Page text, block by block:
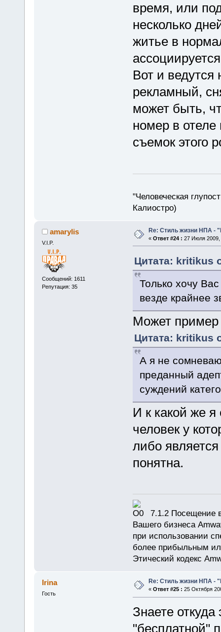
время, или
несколько
житье в
Вот и ведутся
рекламный,
может быть,
номер в
съемок этого
"Человеческая
Калиостро)
amarylis
V.I.P.
Сообщений: 1611
Репутация: 35
Re: Стиль жизни НПА -
« Ответ #24 : 27 Июля 2009,
Цитата: kritikus
Только хочу
везде крайнее
Может пример
Цитата: kritikus
А я не
преданный
суждений
И к какой же
человек у
либо
понятна.
7.1.2 Посещение
Вашего бизнеса
при использовании
более прибыльным
Этический кодекс
Irina
Гость
Re: Стиль жизни НПА -
« Ответ #25 : 25 Октября
Знаете
"бесплатной"